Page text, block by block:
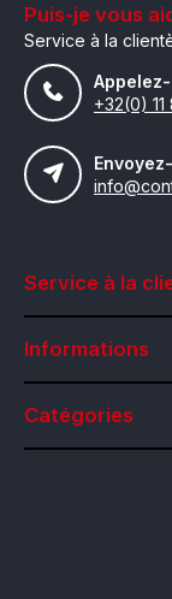
Puis-je vous
Service à la
+32(0)
Service à la
Informations
Catégories